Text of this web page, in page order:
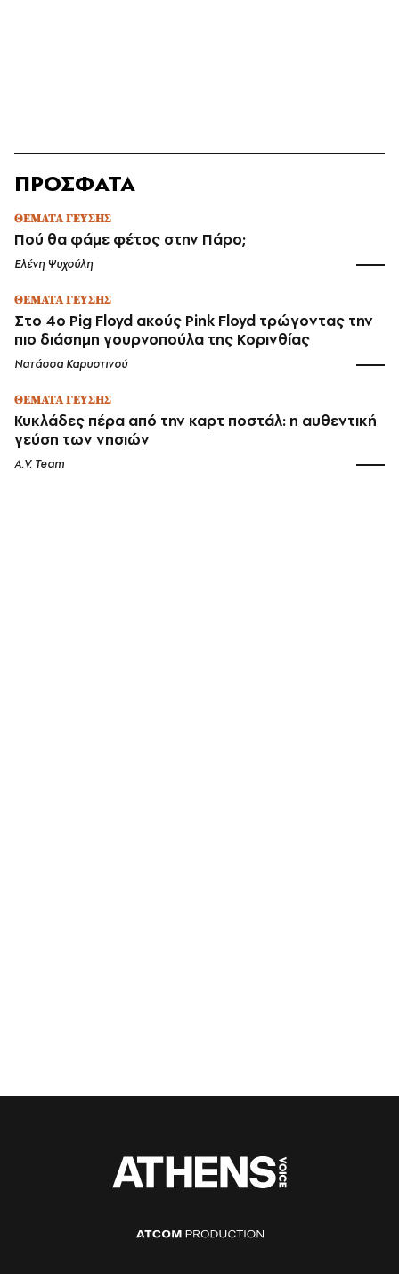
ΠΡΟΣΦΑΤΑ
ΘΕΜΑΤΑ ΓΕΥΣΗΣ
Πού θα φάμε φέτος στην Πάρο;
Ελένη Ψυχούλη
ΘΕΜΑΤΑ ΓΕΥΣΗΣ
Στο 4ο Pig Floyd ακούς Pink Floyd τρώγοντας την
πιο διάσημη γουρνοπούλα της Κορινθίας
Νατάσσα Καρυστινού
ΘΕΜΑΤΑ ΓΕΥΣΗΣ
Κυκλάδες πέρα από την καρτ ποστάλ: η αυθεντική
γεύση των νησιών
A.V. Team